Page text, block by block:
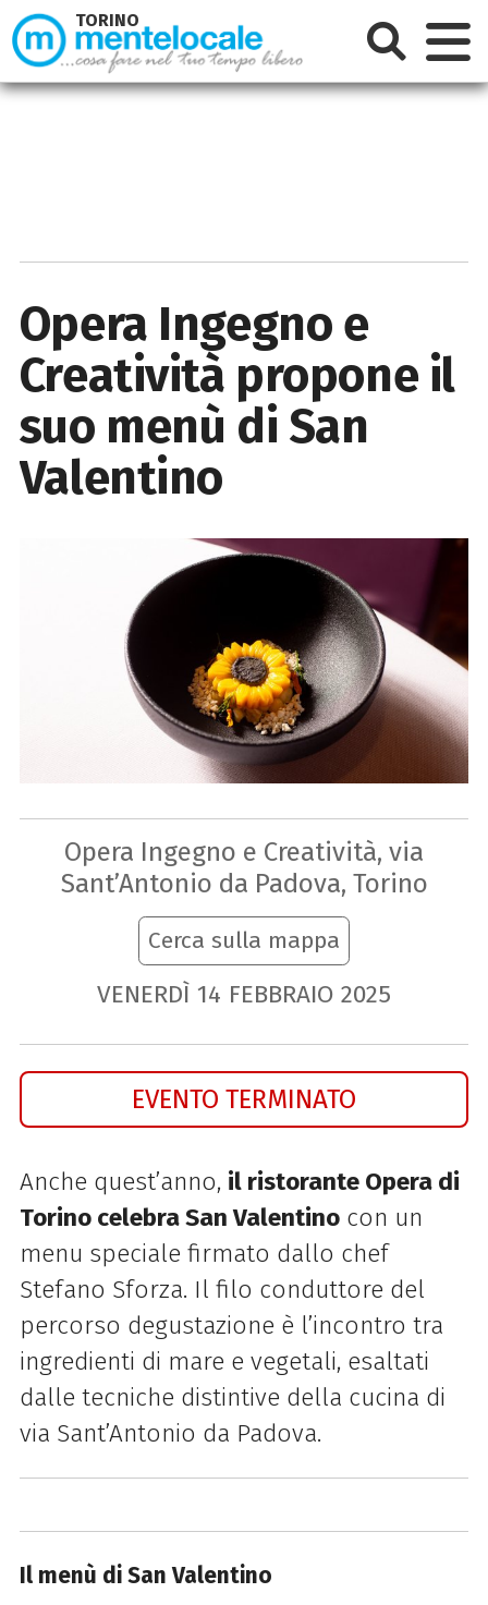
Opera Ingegno e
Creatività propone il
suo menù di San
Valentino
Opera Ingegno e Creatività, via
Sant’Antonio da Padova, Torino
Cerca sulla mappa
VENERDÌ 14 FEBBRAIO 2025
EVENTO TERMINATO
Anche quest’anno, il ristorante Opera di
Torino celebra San Valentinocon un
menu speciale firmato dallo chef
Stefano Sforza. Il filo conduttore del
percorso degustazione è l’incontro tra
ingredienti di mare e vegetali, esaltati
dalle tecniche distintive della cucina di
via Sant’Antonio da Padova.
Il menù di San Valentino
TORINO